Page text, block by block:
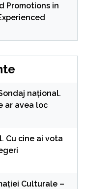
Promotions in
național.
ar avea loc
Cu cine ai vota
Culturale –